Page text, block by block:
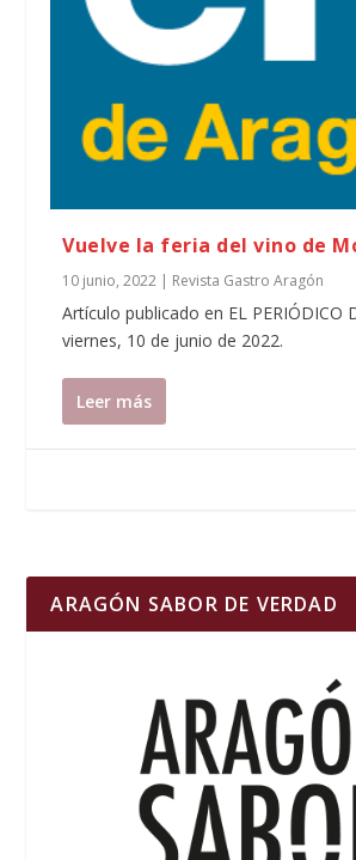
Vuelve la feria del vino de
10 junio, 2022 | Revista Gastro Aragón
Artículo publicado en EL PERIÓDICO
viernes, 10 de junio de 2022.
Leer más
ARAGÓN SABOR DE VERDAD